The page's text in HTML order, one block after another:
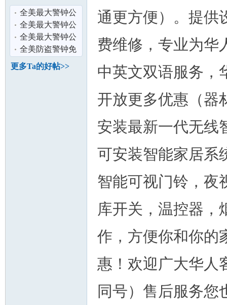
全美最大警钟公
司ADT华人服务
中心，专业为
全美最大警钟公
司ADT华人服务
中心，专业为
全美最大警钟公
司ADT华人服务
中心，专业为
全美防盗警钟免
费上门安装ADT
华人服务中心
更多Ta的好帖>>
通更方便）。提供
费维修，专业为华
中英文双语服务，
开放更多优惠（器
安装最新一代无线
可安装智能家居系
智能可视门铃，夜
库开关，温控器，
作，方便你和你的
惠！欢迎广大华人
同号）售后服务您